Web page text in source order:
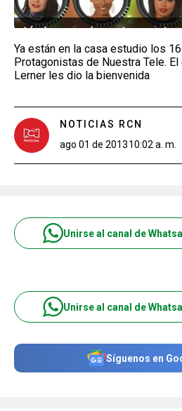
Ya están en la casa estudio los
Protagonistas de Nuestra Tele. El
Lerner les dio la bienvenida
NOTICIAS RCN
ago 01 de 201310:02 a. m.
Unirse al canal de
Unirse al canal de
Síguenos en